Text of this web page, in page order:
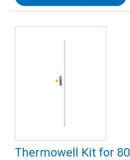
Thermowell Kit for